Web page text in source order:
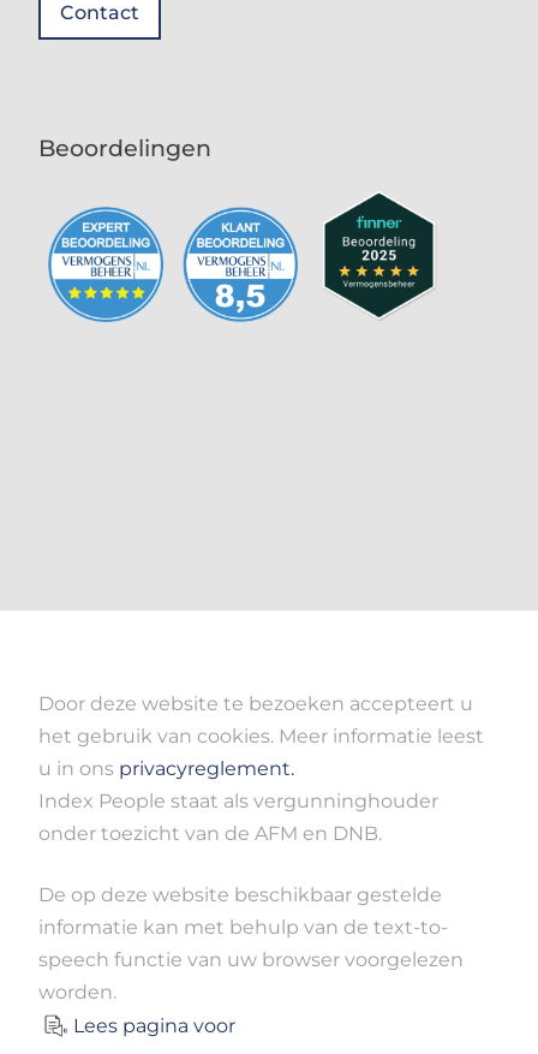
Contact
Beoordelingen
Door deze website te bezoeken accepteert u
het gebruik van cookies. Meer informatie leest
u in ons privacyreglement.
Index People staat als vergunninghouder
onder toezicht van de AFM en DNB.
De op deze website beschikbaar gestelde
informatie kan met behulp van de text-to-
speech functie van uw browser voorgelezen
worden.
Lees pagina voor